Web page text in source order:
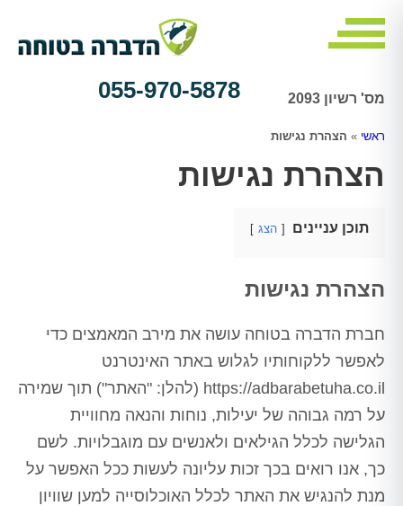
מס' רשיון 2093 055-970-5878
ראשי » הצהרת נגישות
הצהרת נגישות
תוכן עניינים הצג
הצהרת נגישות
חברת הדברה בטוחה עושה את מירב המאמצים כדי
לאפשר ללקוחותיו לגלוש באתר האינטרנט
https://adbarabetuha.co.il (להלן: "האתר") תוך שמירה
על רמה גבוהה של יעילות, נוחות והנאה מחוויית
הגלישה לכלל הגילאים ולאנשים עם מוגבלויות. לשם
כך, אנו רואים בכך זכות עליונה לעשות ככל האפשר על
מנת להנגיש את האתר לכלל האוכלוסייה למען שוויון